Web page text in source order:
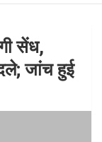
सेंध,
जांच हुई